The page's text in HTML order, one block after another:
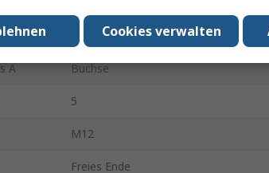
200mm
A Buchse
5
M12
Freies Ende
Cookies verwalten